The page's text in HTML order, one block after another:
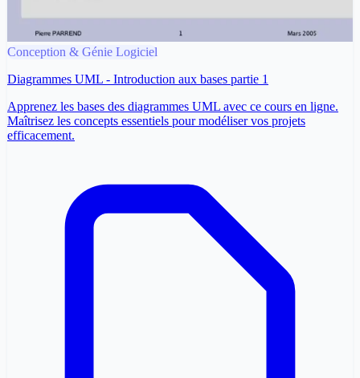
Conception & Génie Logiciel
Diagrammes UML - Introduction aux bases partie 1
Apprenez les bases des diagrammes UML avec ce cours en ligne.
Maîtrisez les concepts essentiels pour modéliser vos projets
efficacement.